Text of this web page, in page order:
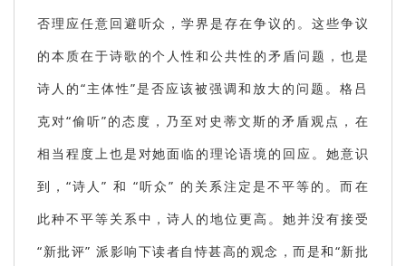
否理应任意回避听众，学界是存在争议的。这些争议
的本质在于诗歌的个人性和公共性的矛盾问题，也是
诗人的“主体性”是否应该被强调和放大的问题。格吕
克对“偷听”的态度，乃至对史蒂文斯的矛盾观点，在
相当程度上也是对她面临的理论语境的回应。她意识
到，“诗人” 和 “听众” 的关系注定是不平等的。而在
此种不平等关系中，诗人的地位更高。她并没有接受
“新批评” 派影响下读者自恃甚高的观念，而是和“新批